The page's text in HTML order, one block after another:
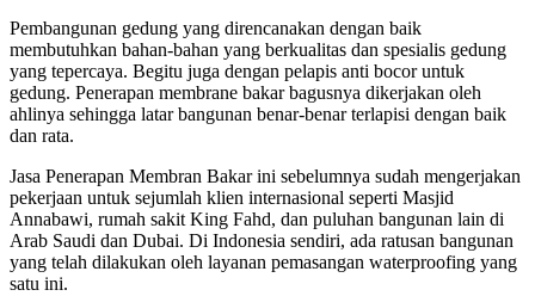
Pembangunan gedung yang direncanakan dengan baik
membutuhkan bahan-bahan yang berkualitas dan spesialis gedung
yang tepercaya. Begitu juga dengan pelapis anti bocor untuk
gedung. Penerapan membrane bakar bagusnya dikerjakan oleh
ahlinya sehingga latar bangunan benar-benar terlapisi dengan baik
dan rata.
Jasa Penerapan Membran Bakar ini sebelumnya sudah mengerjakan
pekerjaan untuk sejumlah klien internasional seperti Masjid
Annabawi, rumah sakit King Fahd, dan puluhan bangunan lain di
Arab Saudi dan Dubai. Di Indonesia sendiri, ada ratusan bangunan
yang telah dilakukan oleh layanan pemasangan waterproofing yang
satu ini.